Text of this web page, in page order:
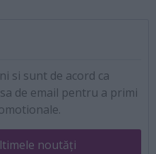
si sunt de acord ca
de email pentru a primi
noutăți